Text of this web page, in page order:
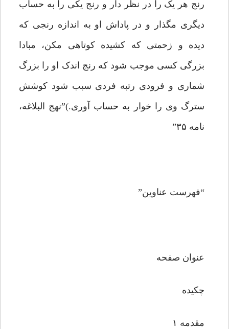
رنج هر یک را در نظر دار و رنج یکى را به حساب
دیگرى مگذار و در پاداش او به اندازه رنجى که
دیده و زحمتى که کشیده کوتاهى مکن، مبادا
بزرگى کسى موجب شود که رنج اندک او را بزرگ
شمارى و فرودى رتبه فردى سبب شود کوشش
سترگ وى را خوار به حساب آورى.)”نهج البلاغه،
نامه ۳۵”
“فهرست عناوین”
عنوان صفحه
چکیده
مقدمه ۱